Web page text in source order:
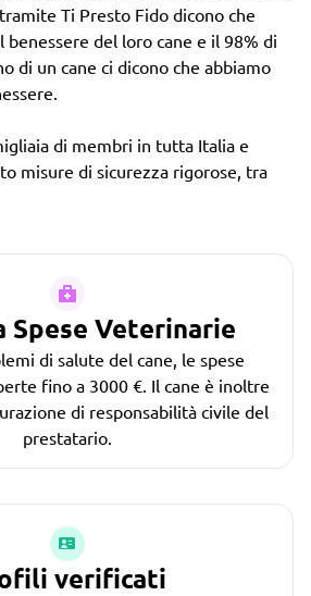
Ti Presto Fido dicono che
del loro cane e il 98% di
di un cane ci dicono che abbiamo
di membri in tutta Italia e
misure di sicurezza rigorose, tra
Spese Veterinarie
di salute del cane, le spese
fino a 3000 €. Il cane è inoltre
di responsabilità civile del
prestatario.
verificati